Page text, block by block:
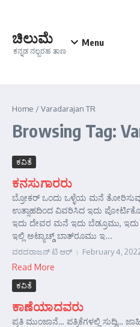
ಚಿಲುಮೆ
ಕನ್ನಡ ನಲ್ಬರಹ ತಾಣ
Menu
Home /Varadarajan TR
Browsing Tag:
ಕವಿತೆ
ಕನಸುಗಾರರು
ಬ್ರೋಕರ್ ಒಂದು ಒಳ್ಳೆಯ ಮನೆ
ಉತ್ಸಾಹದಿಂದ ವಿವರಿಸಿದ ಇದು
ಇದು ದೇವರ ಮನೆ ಇದು ಬೆಡ್ರೂಮು,
ಇಲ್ಲಿ ಅಟ್ಯಾಚ್ಡ್ ಬಾತ್‌ರೂಮು ಇ...
ವರದರಾಜನ್ ಟಿ ಆರ್ February 4,
Read More
ಕವಿತೆ
ಕಾಣೆಯಾದವರು
ಪ್ರತಿ ಮುಂಜಾನೆ… ಪತ್ರಿಕೆಗಳಲ್ಲಿ ಸುದ್ದಿ…